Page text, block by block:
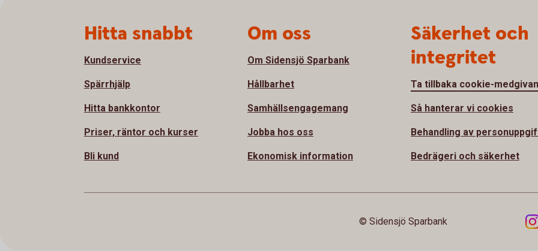
Hitta snabbt
Kundservice
Spärrhjälp
Hitta bankkontor
Priser, räntor och kurser
Bli kund
Om oss
Om Sidensjö Sparbank
Hållbarhet
Samhällsengagemang
Jobba hos oss
Ekonomisk information
Säkerhet och
integritet
Ta tillbaka cookie-
Så hanterar vi cookies
Behandling av
Bedrägeri och säkerhet
© Sidensjö Sparbank